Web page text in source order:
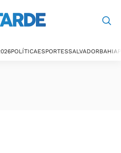
POLÍTICAESPORTESSALVADORBAHIA